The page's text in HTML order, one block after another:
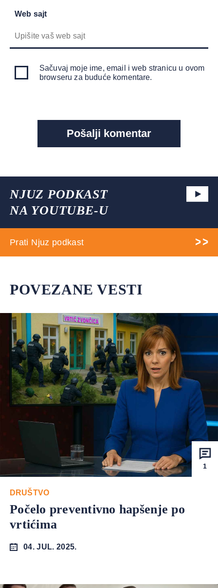
Web sajt
Sačuvaj moje ime, email i web stranicu u ovom
browseru za buduće komentare.
NJUZ PODKAST
NA YOUTUBE-U
Prati Njuz podkast
POVEZANE VESTI
1
DRUŠTVO
Počelo preventivno hapšenje po
vrtićima
04. JUL. 2025.